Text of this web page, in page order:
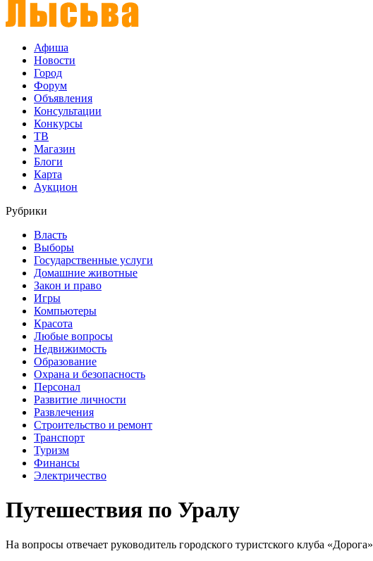
Афиша
Новости
Город
Форум
Объявления
Консультации
Конкурсы
ТВ
Магазин
Блоги
Карта
Аукцион
Рубрики
Власть
Выборы
Государственные услуги
Домашние животные
Закон и право
Игры
Компьютеры
Красота
Любые вопросы
Недвижимость
Образование
Охрана и безопасность
Персонал
Развитие личности
Развлечения
Строительство и ремонт
Транспорт
Туризм
Финансы
Электричество
Путешествия по Уралу
На вопросы отвечает руководитель городского туристского клуба «Дорога»